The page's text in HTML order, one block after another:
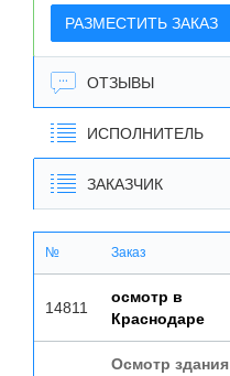
РАЗМЕСТИТЬ ЗАКАЗ
ОТЗЫВЫ
ИСПОЛНИТЕЛЬ
ЗАКАЗЧИК
№ Заказ
14811
осмотр в
Краснодаре
Осмотр здания